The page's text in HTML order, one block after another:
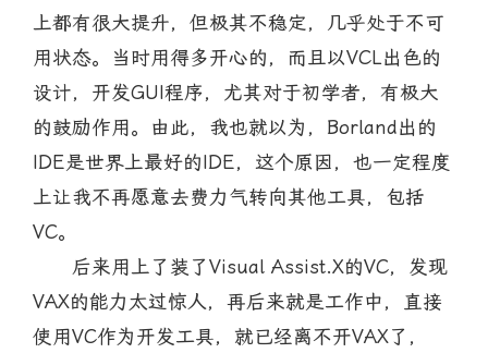
上都有很大提升，但极其不稳定，几乎处于不可
用状态。当时用得多开心的，而且以VCL出色的
设计，开发GUI程序，尤其对于初学者，有极大
的鼓励作用。由此，我也就以为，Borland出的
IDE是世界上最好的IDE，这个原因，也一定程度
上让我不再愿意去费力气转向其他工具，包括
VC。
后来用上了装了Visual Assist.X的VC，发现
VAX的能力太过惊人，再后来就是工作中，直接
使用VC作为开发工具，就已经离不开VAX了，